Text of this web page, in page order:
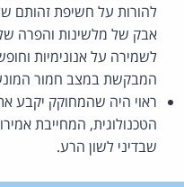
להורות על חשיפת זהותם של
אבק של מלשינות והפרה
לשמירה על אנונימיות
המבקשת במצב חמור
ראוי היה שהמחוקק יקבע
הטכנולוגית, המחייבת
שבדיני לשון הרע.